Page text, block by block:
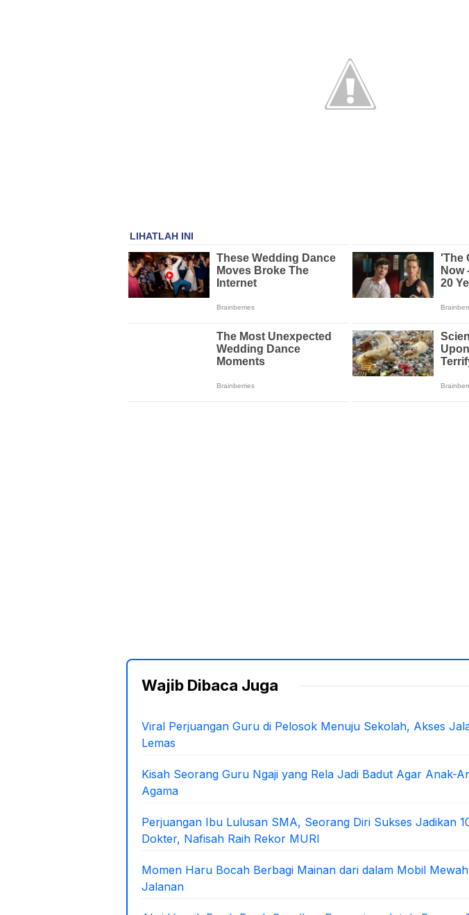
Wajib Dibaca Juga
Viral Perjuangan Guru di Pelosok Menuju Sekolah, Akses
Lemas
Kisah Seorang Guru Ngaji yang Rela Jadi Badut Agar Anak-
Agama
Perjuangan Ibu Lulusan SMA, Seorang Diri Sukses Jadikan
Dokter, Nafisah Raih Rekor MURI
Momen Haru Bocah Berbagi Mainan dari dalam Mobil
Jalanan